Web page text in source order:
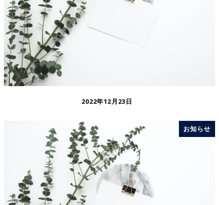
2022年12月23日
お知らせ